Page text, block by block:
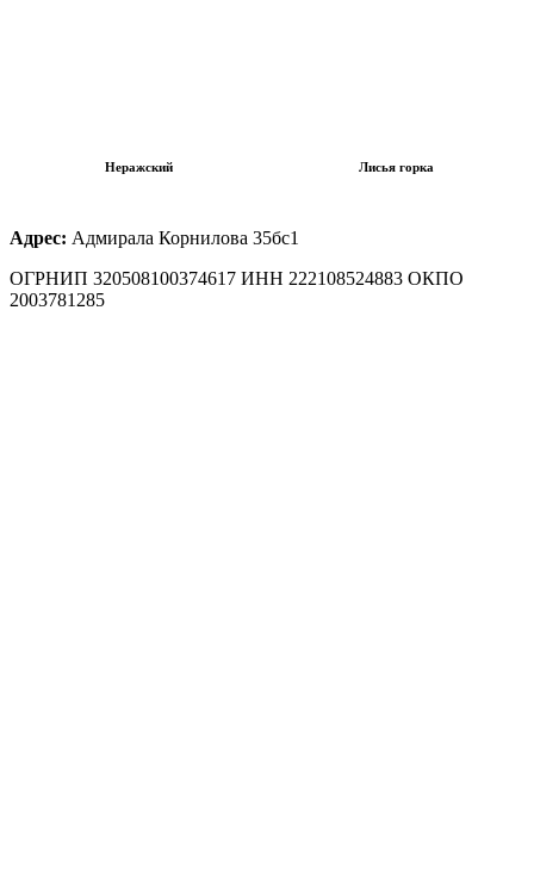
Неражский Лисья горка
Адрес: Адмирала Корнилова 35бс1
ОГРНИП 320508100374617 ИНН 222108524883 ОКПО
2003781285